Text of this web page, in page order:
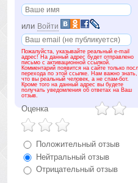
или Войти
Пожалуйста, указывайте реальный e-mail
адрес! На данный адрес будет отправлено
письмо с активационной ссылкой.
Комментарий появится на сайте только
перехода по этой ссылке. Нам важно знать,
что вы реальный человек, а не спам-бот.
Кроме того на данный адрес вы будете
получать уведомления об ответах на Ваш
отзыв.
Оценка
Положительный отзыв
Нейтральный отзыв
Отрицательный отзыв